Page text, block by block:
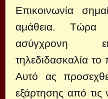
Επικοινωνία
αμάθεια. Τώρα
ασύγχρονη
τηλεδιδασκαλία
Αυτό ας
εξάρτησης από τις